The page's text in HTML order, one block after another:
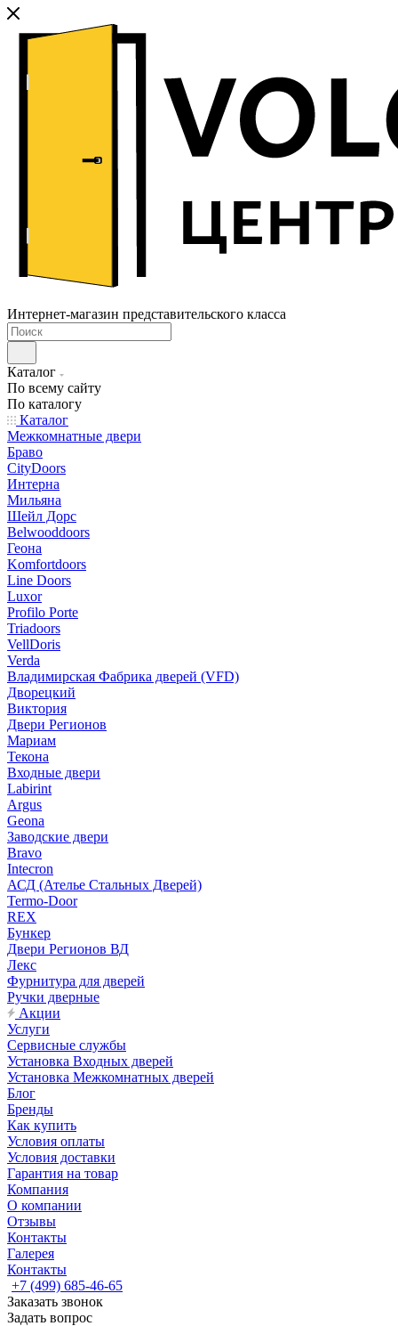
Интернет-магазин представительского класса
Каталог
По всему сайту
По каталогу
Каталог
Межкомнатные двери
Браво
CityDoors
Интерна
Мильяна
Шейл Дорс
Belwooddoors
Геона
Komfortdoors
Line Doors
Luxor
Profilo Porte
Triadoors
VellDoris
Verda
Владимирская Фабрика дверей (VFD)
Дворецкий
Виктория
Двери Регионов
Мариам
Текона
Входные двери
Labirint
Argus
Geona
Заводские двери
Bravo
Intecron
АСД (Ателье Стальных Дверей)
Termo-Door
REX
Бункер
Двери Регионов ВД
Лекс
Фурнитура для дверей
Ручки дверные
Акции
Услуги
Сервисные службы
Установка Входных дверей
Установка Межкомнатных дверей
Блог
Бренды
Как купить
Условия оплаты
Условия доставки
Гарантия на товар
Компания
О компании
Отзывы
Контакты
Галерея
Контакты
+7 (499) 685-46-65
Заказать звонок
Задать вопрос